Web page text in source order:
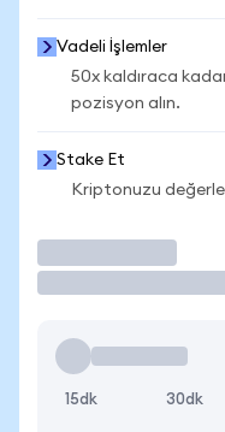
Vadeli İşlemler
50x kaldıraca
pozisyon alın.
Stake Et
Kriptonuzu
15dk 30dk